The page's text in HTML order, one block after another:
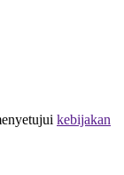
kebijakan